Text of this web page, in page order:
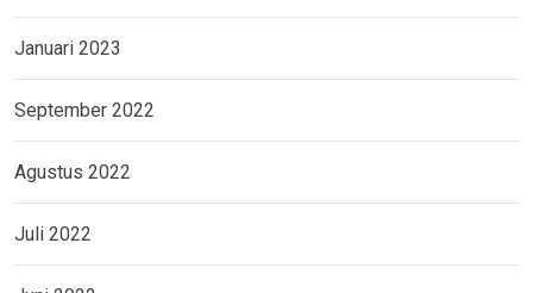
Januari 2023
September 2022
Agustus 2022
Juli 2022